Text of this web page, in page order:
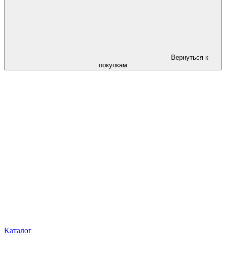
Вернуться к
покупкам
Каталог